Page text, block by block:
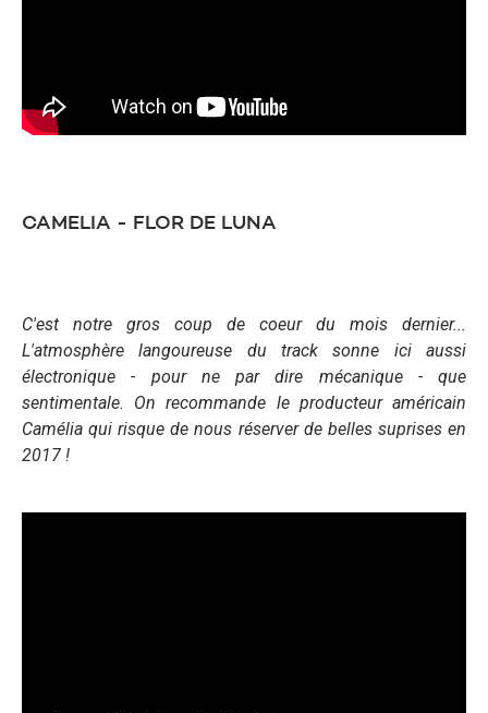
CAMELIA - FLOR DE LUNA
C'est notre gros coup de coeur du mois dernier...
L'atmosphère langoureuse du track sonne ici aussi
électronique - pour ne par dire mécanique - que
sentimentale. On recommande le producteur américain
Camélia qui risque de nous réserver de belles suprises en
2017 !